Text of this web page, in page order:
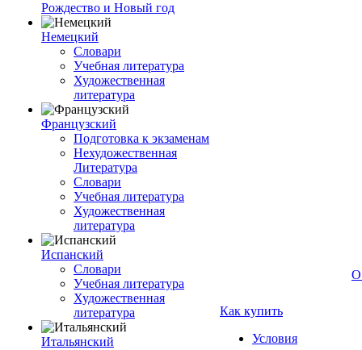
Рождество и Новый год
Немецкий
Словари
Учебная литература
Художественная
литература
Французский
Подготовка к экзаменам
Нехудожественная
Литература
Словари
Учебная литература
Художественная
литература
Испанский
Словари
Учебная литература
Художественная
литература
Итальянский
Как купить
Условия
О